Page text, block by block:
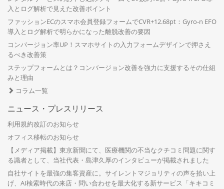
入とログ解析で見えた改善ポイント
ファッションECのスマホ会員登録フォームでCVR+12.68pt：Gyro-n EFO
導入とログ解析で明らかになった離脱改善の要因
コンバージョン率UP！スマホサイトの入力フォームデザインで押さえ
るべき改善策
ステップフォームとは？コンバージョン改善を強力に支援するその仕組
みと理由
コラム一覧
ニュース・プレスリリース
利用規約改訂のお知らせ
オフィス移転のお知らせ
【メディア掲載】東京新聞にて、医療機関の不当なクチコミ問題に関す
る識者として、当社代表・島津久厚のインタビューが掲載されました
自社サイトを最強の集客資産に。サイレントマジョリティの声を拾い上
げ、AI検索時代の来店・問い合わせを最大化する新サービス「キキコミ